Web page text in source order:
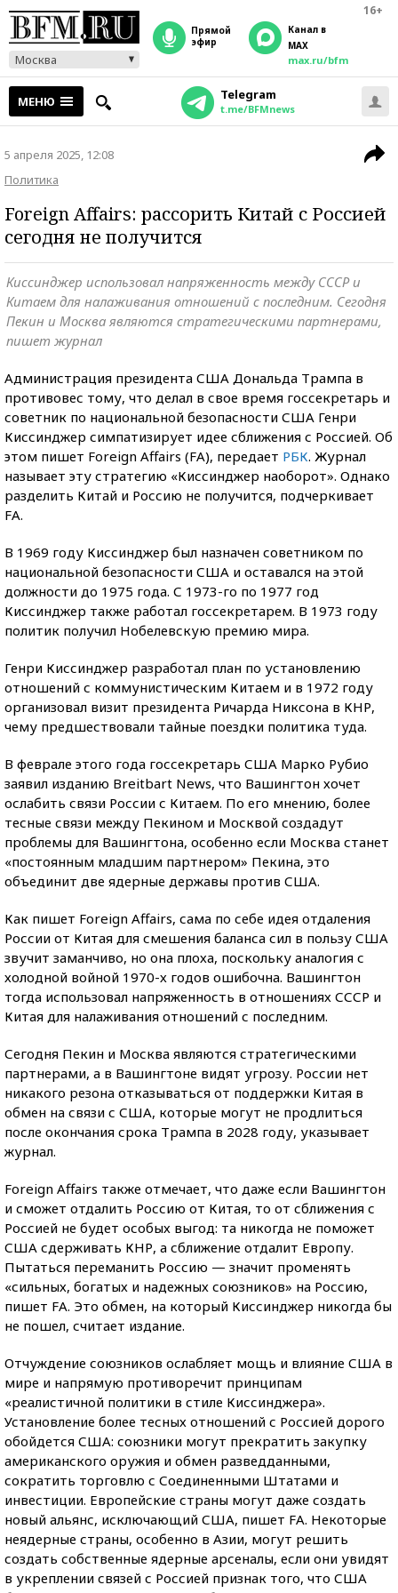
16+
Москва
прямой
эфир
Канал в
MAX
max.ru/bfm
МЕНЮ Telegram
t.me/BFMnews
5 апреля 2025, 12:08
Политика
Foreign Affairs: рассорить Китай с Россией
сегодня не получится
Киссинджер использовал напряженность между СССР и
Китаем для налаживания отношений с последним. Сегодня
Пекин и Москва являются стратегическими партнерами,
пишет журнал
Администрация президента США Дональда Трампа в
противовес тому, что делал в свое время госсекретарь и
советник по национальной безопасности США Генри
Киссинджер симпатизирует идее сближения с Россией. Об
этом пишет Foreign Affairs (FA), передает РБК. Журнал
называет эту стратегию «Киссинджер наоборот». Однако
разделить Китай и Россию не получится, подчеркивает
FA.
В 1969 году Киссинджер был назначен советником по
национальной безопасности США и оставался на этой
должности до 1975 года. С 1973-го по 1977 год
Киссинджер также работал госсекретарем. В 1973 году
политик получил Нобелевскую премию мира.
Генри Киссинджер разработал план по установлению
отношений с коммунистическим Китаем и в 1972 году
организовал визит президента Ричарда Никсона в КНР,
чему предшествовали тайные поездки политика туда.
В феврале этого года госсекретарь США Марко Рубио
заявил изданию Breitbart News, что Вашингтон хочет
ослабить связи России с Китаем. По его мнению, более
тесные связи между Пекином и Москвой создадут
проблемы для Вашингтона, особенно если Москва станет
«постоянным младшим партнером» Пекина, это
объединит две ядерные державы против США.
Как пишет Foreign Affairs, сама по себе идея отдаления
России от Китая для смешения баланса сил в пользу США
звучит заманчиво, но она плоха, поскольку аналогия с
холодной войной 1970-х годов ошибочна. Вашингтон
тогда использовал напряженность в отношениях СССР и
Китая для налаживания отношений с последним.
Сегодня Пекин и Москва являются стратегическими
партнерами, а в Вашингтоне видят угрозу. России нет
никакого резона отказываться от поддержки Китая в
обмен на связи с США, которые могут не продлиться
после окончания срока Трампа в 2028 году, указывает
журнал.
Foreign Affairs также отмечает, что даже если Вашингтон
и сможет отдалить Россию от Китая, то от сближения с
Россией не будет особых выгод: та никогда не поможет
США сдерживать КНР, а сближение отдалит Европу.
Пытаться переманить Россию — значит променять
«сильных, богатых и надежных союзников» на Россию,
пишет FA. Это обмен, на который Киссинджер никогда бы
не пошел, считает издание.
Отчуждение союзников ослабляет мощь и влияние США в
мире и напрямую противоречит принципам
«реалистичной политики в стиле Киссинджера».
Установление более тесных отношений с Россией дорого
обойдется США: союзники могут прекратить закупку
американского оружия и обмен разведданными,
сократить торговлю с Соединенными Штатами и
инвестиции. Европейские страны могут даже создать
новый альянс, исключающий США, пишет FA. Некоторые
неядерные страны, особенно в Азии, могут решить
создать собственные ядерные арсеналы, если они увидят
в укреплении связей с Россией признак того, что США